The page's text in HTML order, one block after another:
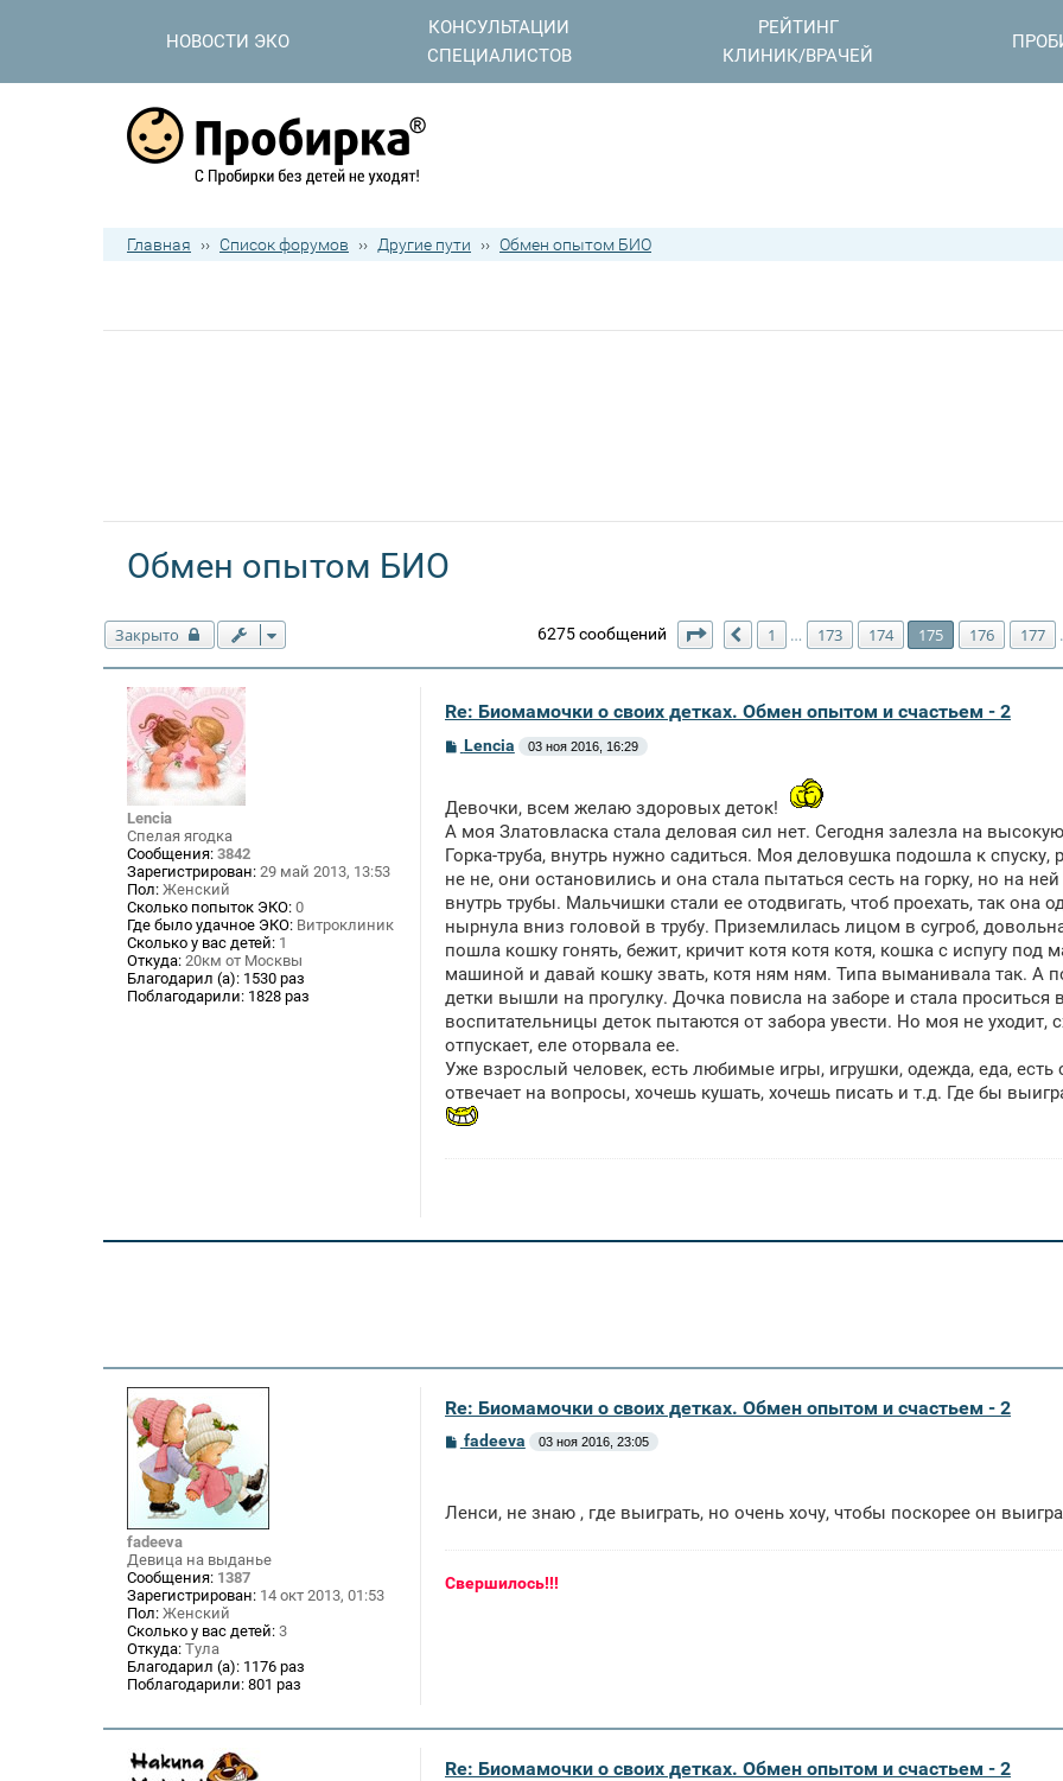
НОВОСТИ ЭКО
КОНСУЛЬТАЦИИ
СПЕЦИАЛИСТОВ
РЕЙТИНГ
КЛИНИК/ВРАЧЕЙ
Главная ›› Список форумов ›› Другие пути ›› Обмен опытом БИО
Обмен опытом БИО
Закрыто 6275 сообщений Страница 175 из180
Пред.
1 … 173 174 175 176 177
Lencia
Спелая ягодка
Сообщения: 3842
Зарегистрирован: 29 май 2013, 13:53
Пол: Женский
Сколько попыток ЭКО: 0
Где было удачное ЭКО: Витроклиник
Сколько у вас детей: 1
Откуда: 20км от Москвы
Благодарил (а): 1530 раз
Поблагодарили: 1828 раз
Re: Биомамочки о своих детках. Обмен опытом и счастьем - 2
С
щ
е
н
и
е
Lencia 03 ноя 2016, 16:29
Девочки, всем желаю здоровых деток!
А моя Златовласка стала деловая сил нет. Сегодня залезла на
Горка-труба, внутрь нужно садиться. Моя деловушка подошла к
не не, они остановились и она стала пытаться сесть на горку, но на
внутрь трубы. Мальчишки стали ее отодвигать, чтоб проехать, так она
нырнула вниз головой в трубу. Приземлилась лицом в сугроб,
пошла кошку гонять, бежит, кричит котя котя котя, кошка с испугу под
машиной и давай кошку звать, котя ням ням. Типа выманивала так. А
детки вышли на прогулку. Дочка повисла на заборе и стала проситься
воспитательницы деток пытаются от забора увести. Но моя не уходит,
отпускает, еле оторвала ее.
Уже взрослый человек, есть любимые игры, игрушки, одежда, еда,
отвечает на вопросы, хочешь кушать, хочешь писать и т.д. Где бы
fadeeva
Девица на выданье
Сообщения: 1387
Зарегистрирован: 14 окт 2013, 01:53
Пол: Женский
Сколько у вас детей: 3
Откуда: Тула
Благодарил (а): 1176 раз
Поблагодарили: 801 раз
Re: Биомамочки о своих детках. Обмен опытом и счастьем - 2
С
е
fadeeva 03 ноя 2016, 23:05
Ленси, не знаю , где выиграть, но очень хочу, чтобы поскорее он
Свершилось!!!
Re: Биомамочки о своих детках. Обмен опытом и счастьем - 2